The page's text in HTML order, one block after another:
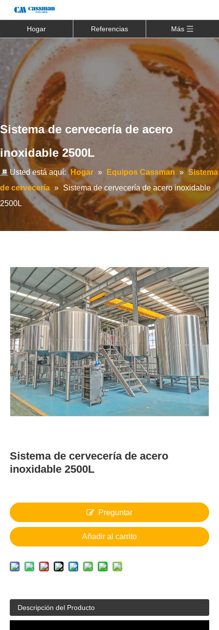
Hogar Referencias Más
Sistema de cervecería de acero
inoxidable 2500L
Usted está aquí: Hogar » Equipos Cassman » Sistema
de cervecería » Sistema de cervecería de acero inoxidable
2500L
Sistema de cervecería de acero
inoxidable 2500L
Preguntar
Añadir al carrito
Descripción del Producto